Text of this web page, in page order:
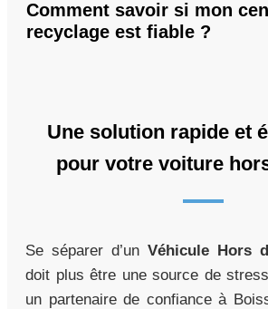
Comment savoir si mon
recyclage est fiable ?
Une solution rapide et
pour votre voiture
Se séparer d’un Véhicule Hors
doit plus être une source de
un partenaire de confiance à